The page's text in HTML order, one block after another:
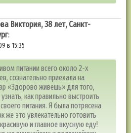
Виктория, 38 лет, Санкт-
:
в 15:35
питании всего около 2-х
сознательно приехала на
«Здорово живешь» для того,
как правильно выстроить
питания. Я была потрясена
же это увлекательно готовить
и главное вкусную еду!